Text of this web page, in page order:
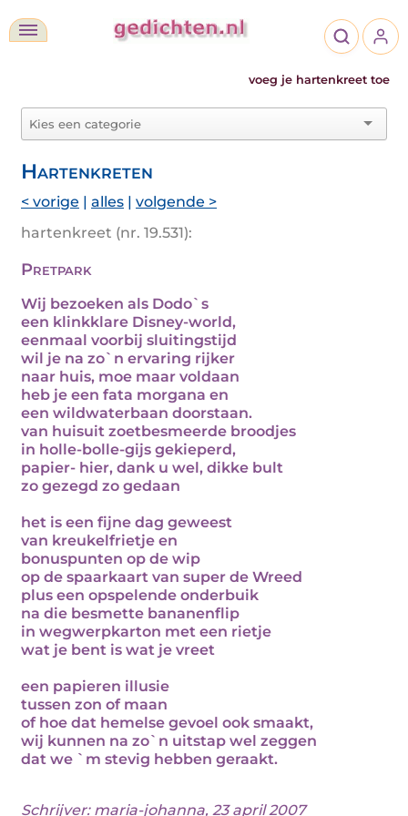
voeg je hartenkreet toe
Hartenkreten
< vorige | alles | volgende >
hartenkreet (nr. 19.531):
Pretpark
Wij bezoeken als Dodo`s
een klinkklare Disney-world,
eenmaal voorbij sluitingstijd
wil je na zo`n ervaring rijker
naar huis, moe maar voldaan
heb je een fata morgana en
een wildwaterbaan doorstaan.
van huisuit zoetbesmeerde broodjes
in holle-bolle-gijs gekieperd,
papier- hier, dank u wel, dikke bult
zo gezegd zo gedaan
het is een fijne dag geweest
van kreukelfrietje en
bonuspunten op de wip
op de spaarkaart van super de Wreed
plus een opspelende onderbuik
na die besmette bananenflip
in wegwerpkarton met een rietje
wat je bent is wat je vreet
een papieren illusie
tussen zon of maan
of hoe dat hemelse gevoel ook smaakt,
wij kunnen na zo`n uitstap wel zeggen
dat we `m stevig hebben geraakt.
Schrijver: maria-johanna, 23 april 2007